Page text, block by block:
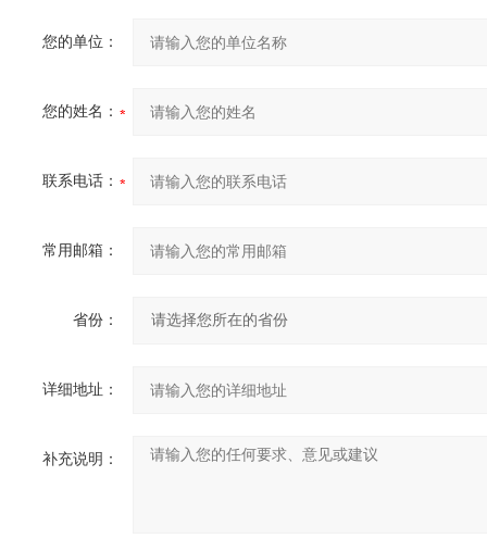
您的单位：
您的姓名：
联系电话：
常用邮箱：
省份：
详细地址：
补充说明：